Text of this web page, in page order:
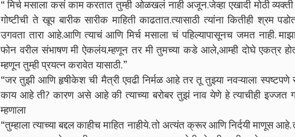
“ मिर्च मसाला कसं काम करतात तुम्ही ओळखलं नाही अजून.जेव्हा एखादी मोठी
गोष्टीची ते खूप बारीक सारीक माहिती काढतात.त्यासाठी त्यांना कितीही श्रम
उगवता तारा आहे.आणि त्याचं आणि मिर्च मसाला चं पहिल्यापासूनच जमत नाही.
फोन वरील संभाषण मी ऐकलंय.म्हणून तर मी तुमच्या कडे आले,आम्ही दोघे एकत्र
म्हणून तुम्ही प्रयत्न करावेत यासाठी. ”
“जर तुझी आणि हृषीकेश ची मैत्री एवढी निर्मळ आहे तर तू तुझ्या नवऱ्याला स्पष्टपणे
काय आहे ती? कारण असे आहे की त्याच्या बरोबर तुझं नाव येणे हे त्याचीही इज्जत
म्हणाला
“तुम्हाला त्याच्या बद्दल काहीच माहित नाहीये. तो अत्यंत क्रूर आणि निर्दयी माणूस